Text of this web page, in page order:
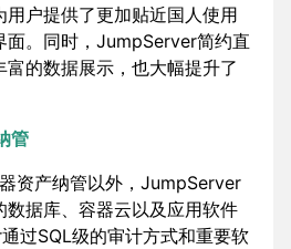
用户提供了更加贴近国人使用
面。同时，JumpServer简约直
的数据展示，也大幅提升了
管
资产纳管以外，JumpServer
数据库、容器云以及应用软件
过SQL级的审计方式和重要软